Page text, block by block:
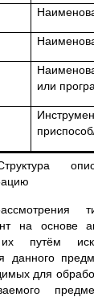
или
на основе
их путём
данного
для